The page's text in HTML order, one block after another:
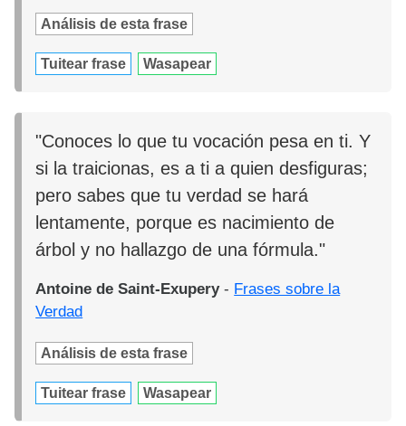
Análisis de esta frase
Tuitear frase Wasapear
"Conoces lo que tu vocación pesa en ti. Y
si la traicionas, es a ti a quien desfiguras;
pero sabes que tu verdad se hará
lentamente, porque es nacimiento de
árbol y no hallazgo de una fórmula."
Antoine de Saint-Exupery- Frases sobre la
Verdad
Análisis de esta frase
Tuitear frase Wasapear